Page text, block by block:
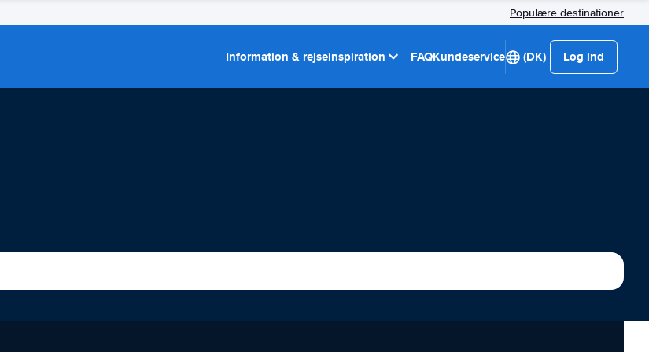
Populære destinationer
Information & rejseinspiration FAQKundeservice (DK) Log ind